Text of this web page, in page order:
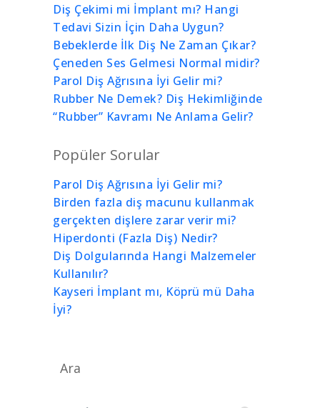
Diş Çekimi mi İmplant mı? Hangi
Tedavi Sizin İçin Daha Uygun?
Bebeklerde İlk Diş Ne Zaman Çıkar?
Çeneden Ses Gelmesi Normal midir?
Parol Diş Ağrısına İyi Gelir mi?
Rubber Ne Demek? Diş Hekimliğinde
“Rubber” Kavramı Ne Anlama Gelir?
Popüler Sorular
Parol Diş Ağrısına İyi Gelir mi?
Birden fazla diş macunu kullanmak
gerçekten dişlere zarar verir mi?
Hiperdonti (Fazla Diş) Nedir?
Diş Dolgularında Hangi Malzemeler
Kullanılır?
Kayseri İmplant mı, Köprü mü Daha
İyi?
Ara